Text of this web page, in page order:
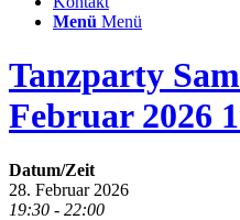
Menü Menü
Tanzparty
Februar 2026
Datum/Zeit
28. Februar 2026
19:30 - 22:00